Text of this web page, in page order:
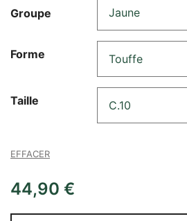
Groupe
Forme
Taille
EFFACER
44,90 €